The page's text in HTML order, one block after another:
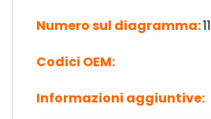
Numero sul diagramma:11
Codici OEM:
Informazioni aggiuntive: